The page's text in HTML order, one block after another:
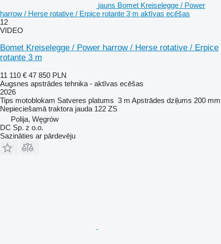
jauns Bomet Kreiselegge / Power
harrow / Herse rotative / Erpice rotante 3 m aktīvas ecēšas
12
VIDEO
Bomet Kreiselegge / Power harrow / Herse rotative / Erpice
rotante 3 m
11 110 € 47 850 PLN
Augsnes apstrādes tehnika - aktīvas ecēšas
2026
Tips motoblokam Satveres platums 3 m Apstrādes dziļums 200 mm
Nepieciešamā traktora jauda 122 ZS
Polija, Węgrów
DC Sp. z o.o.
Sazināties ar pārdevēju